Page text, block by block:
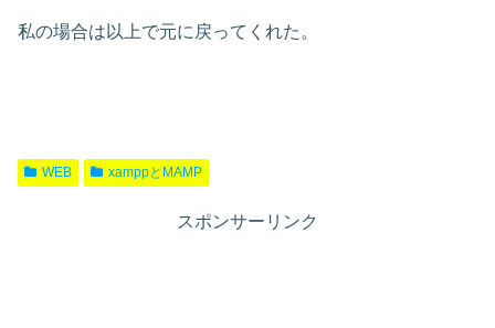
私の場合は以上で元に戻ってくれた。
WEB xamppとMAMP
スポンサーリンク